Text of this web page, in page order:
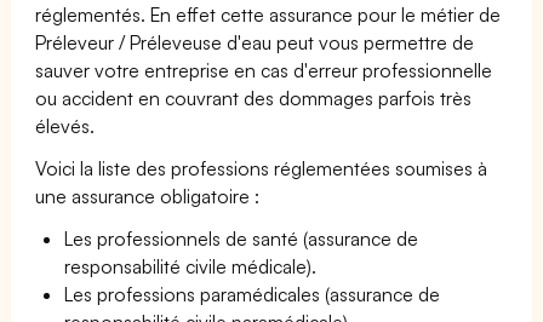
réglementés. En effet cette assurance pour le métier de
Préleveur / Préleveuse d'eau peut vous permettre de
sauver votre entreprise en cas d'erreur professionnelle
ou accident en couvrant des dommages parfois très
élevés.
Voici la liste des professions réglementées soumises à
une assurance obligatoire :
Les professionnels de santé (assurance de
responsabilité civile médicale).
Les professions paramédicales (assurance de